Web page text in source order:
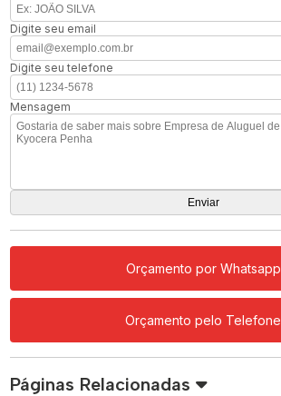
Digite seu email
Digite seu telefone
Mensagem
Orçamento por Whatsapp
Orçamento pelo Telefone
Páginas Relacionadas